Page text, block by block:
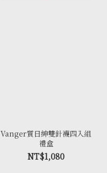
Vanger質日紳雙針襪四入組
禮盒
NT$1,080